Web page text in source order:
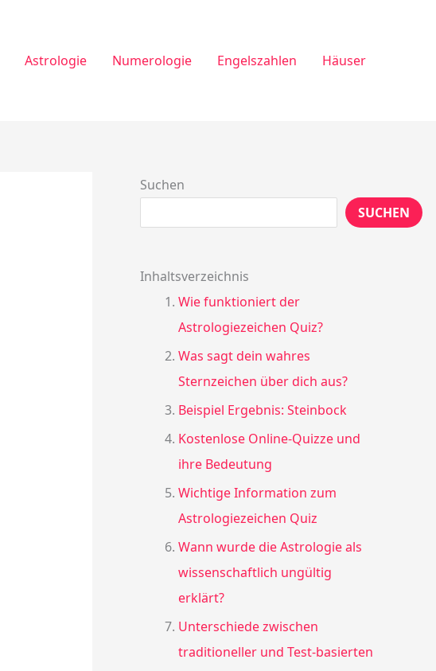
Astrologie Numerologie Engelszahlen Häuser
Suchen
SUCHEN
Inhaltsverzeichnis
Wie funktioniert der
Astrologiezeichen Quiz?
Was sagt dein wahres
Sternzeichen über dich aus?
Beispiel Ergebnis: Steinbock
Kostenlose Online-Quizze und
ihre Bedeutung
Wichtige Information zum
Astrologiezeichen Quiz
Wann wurde die Astrologie als
wissenschaftlich ungültig
erklärt?
Unterschiede zwischen
traditioneller und Test-basierten